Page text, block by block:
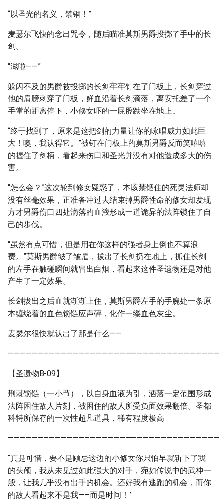
“以圣光的名义，禁锢！”
麦瑟尔飞快的念出咒令，随后瞄准莫斯男爵投掷了手中的长
剑。
“滋啦——”
躲闪不及的男爵被投掷的长剑牢牢钉在了门板上，长剑穿过
他的肩膀刺穿了门板，鲜血沿着长剑滴落，离安托差了一个
手掌的距离停下，小修女吓的一屁股跌坐在地上。
“终于找到了，原来是这把剑的力量让你的咏唱威力如此巨
大！噢，我认得它。”被钉在门板上的莫斯男爵反而笑嘻嘻
的握住了剑柄，看起来伤口和圣光并没有对他造成多大的伤
害。
“怎么会？”这次轮到修女疑惑了，本该禁锢住的死灵法师却
没有丝毫效果，正准备冲过去结束掉男爵性命的修女却发现
方才男爵伤口四处滴落的血液形成一道诡异的法阵锁住了自
己的步伐。
“虽然有点可惜，但是用在你这样的强者身上倒也不算浪
费。”莫斯男爵皱了皱眉，拔出了长剑扔在地上，抓住长剑
的左手在触碰瞬间就冒出白烟，看起来这件圣遗物还是对他
产生了一定效果。
长剑拔出之后血就渐渐止住，莫斯男爵左手的手腕处一条原
本缠绕着的血色锁链应声碎，化作一缕血色灰尘。
麦瑟尔很快就认出了那是什么——
【圣遗物B-09】
荆棘锁链（一小节），以自身血液为引，洒落一定范围形成
法阵困住敌人片刻，被困住的敌人所受负面效果翻倍。圣都
科特所保存的一次性超凡道具，稀有程度极高
“真是可惜，要不是顾忌这边的小修女你只怕早就斩下了我
的头颅，我从未见过如此强大的对手，宛如传说中的武神一
般，让我几乎没有出手的机会。还好我有逃跑的机会，而你
的敌人看起来不是我——而是时间！”